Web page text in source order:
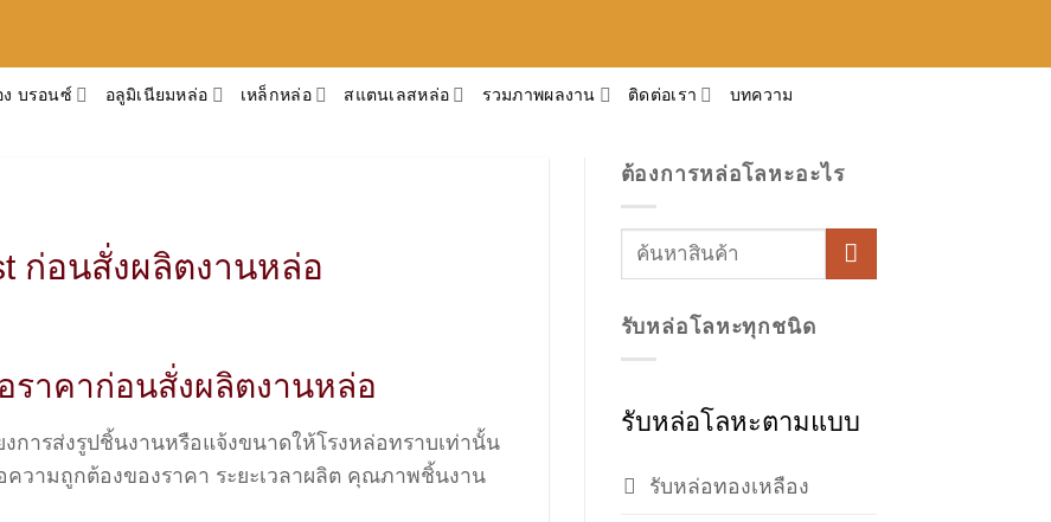
ง บรอนซ์ อลูมิเนียมหล่อ เหล็กหล่อ สแตนเลสหล่อ รวมภาพผลงาน ติดต่อเรา บทความ
ก่อนสั่งผลิตงานหล่อ
ราคาก่อนสั่งผลิตงานหล่อ
การส่งรูปชิ้นงานหรือแจ้งขนาดให้โรงหล่อทราบเท่านั้น
วามถูกต้องของราคา ระยะเวลาผลิต คุณภาพชิ้นงาน
ต้องการหล่อโลหะอะไร
รับหล่อโลหะทุกชนิด
รับหล่อโลหะตามแบบ
รับหล่อทองเหลือง